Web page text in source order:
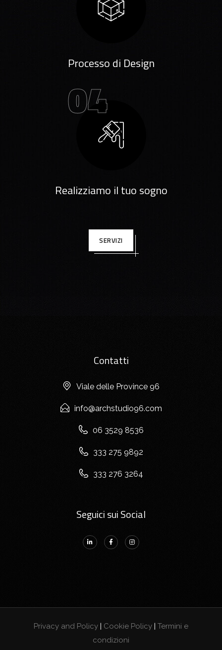
Processo di Design
04
Realizziamo il tuo sogno
SERVIZI
Contatti
Viale delle Province 96
info@archstudio96.com
06 3529 8536
333 275 9892
333 276 3264
Seguici sui Social
Privacy and Policy Cookie Policy
Termini e
condizioni